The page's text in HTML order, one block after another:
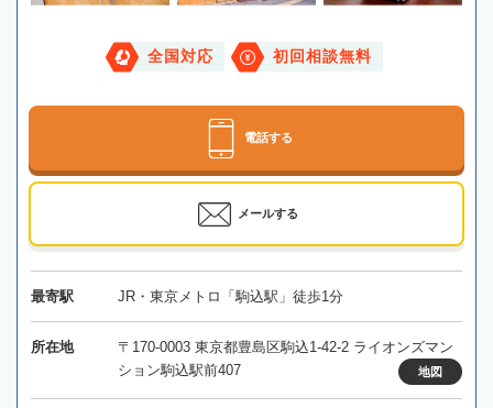
全国対応 初回相談無料
電話する
メールする
最寄駅 JR・東京メトロ「駒込駅」徒歩1分
所在地
〒170-0003 東京都豊島区駒込1-42-2 ライオンズマン
ション駒込駅前407
地図